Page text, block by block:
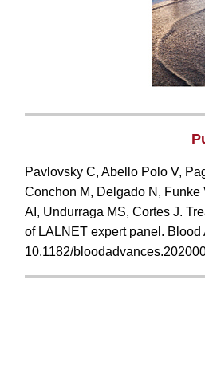
Pavlovsky C, Abello Polo V,
Conchon M, Delgado N,
AI, Undurraga MS, Cortes J.
of LALNET expert panel.
10.1182/